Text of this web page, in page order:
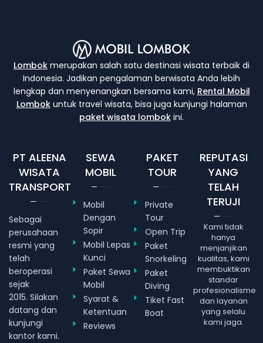
Lombok merupakan salah satu destinasi wisata terbaik di
Indonesia. Jadikan pengalaman berwisata Anda lebih
lengkap dan menyenangkan bersama kami, Rental Mobil
Lombokuntuk travel wisata, bisa juga kunjungi halaman
paket wisata lombok ini.
PT ALEENA
WISATA
TRANSPORT
Sebagai
perusahaan
resmi yang
telah
beroperasi
sejak
2015. Silakan
datang dan
kunjungi
kantor kami.
SEWA
MOBIL
Mobil
Dengan
Sopir
Mobil Lepas
Kunci
Paket Sewa
Mobil
Syarat &
Ketentuan
Reviews
PAKET
TOUR
Private
Tour
Open Trip
Paket
Snorkeling
Paket
Diving
Tiket Fast
Boat
REPUTASI
YANG
TELAH
TERUJI
Kami tidak
hanya
menjanjikan
kualitas, kami
membuktikan
standar
profesionalisme
dan layanan
yang selalu
kami jaga.